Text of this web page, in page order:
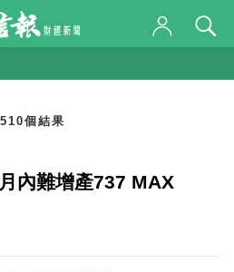
個結果
內難增產737 MAX